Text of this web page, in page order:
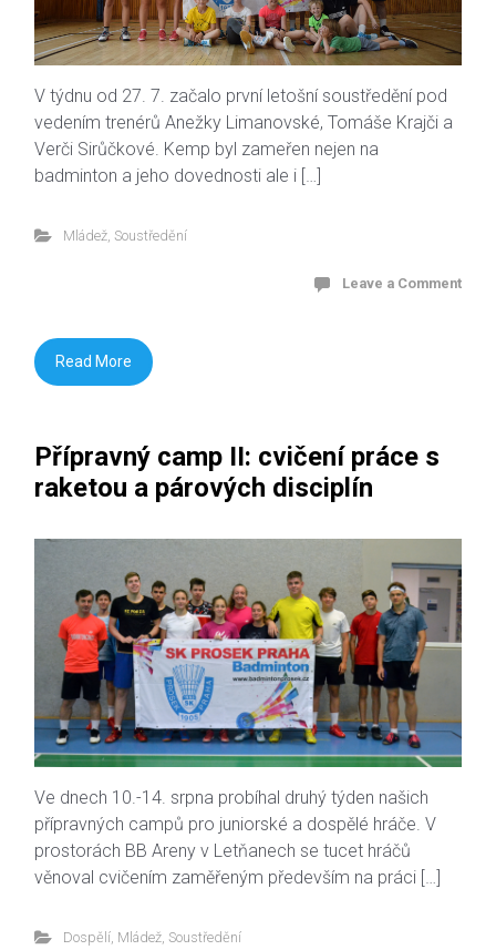
V týdnu od 27. 7. začalo první letošní soustředění pod
vedením trenérů Anežky Limanovské, Tomáše Krajči a
Verči Sirůčkové. Kemp byl zameřen nejen na
badminton a jeho dovednosti ale i […]
Mládež, Soustředění
Leave a Comment
Read More
Přípravný camp II: cvičení práce s
raketou a párových disciplín
Ve dnech 10.-14. srpna probíhal druhý týden našich
přípravných campů pro juniorské a dospělé hráče. V
prostorách BB Areny v Letňanech se tucet hráčů
věnoval cvičením zaměřeným především na práci […]
Dospělí, Mládež, Soustředění